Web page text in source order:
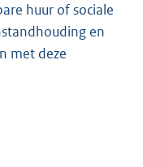
huur of sociale
en
met deze